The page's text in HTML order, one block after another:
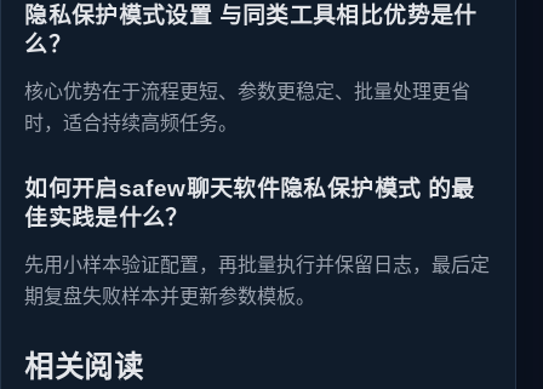
隐私保护模式设置 与同类工具相比优势是什
么？
核心优势在于流程更短、参数更稳定、批量处理更省
时，适合持续高频任务。
如何开启safew聊天软件隐私保护模式 的最
佳实践是什么？
先用小样本验证配置，再批量执行并保留日志，最后定
期复盘失败样本并更新参数模板。
相关阅读